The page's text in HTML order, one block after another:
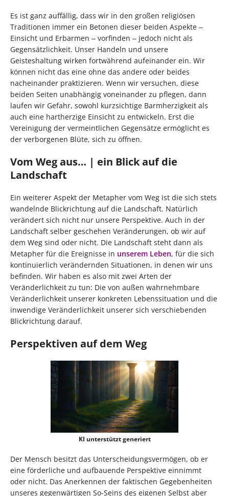
Es ist ganz auffällig, dass wir in den großen religiösen
Traditionen immer ein Betonen dieser beiden Aspekte ‒
Einsicht und Erbarmen ‒ vorfinden ‒ jedoch nicht als
Gegensätzlichkeit. Unser Handeln und unsere
Geisteshaltung wirken fortwährend aufeinander ein. Wir
können nicht das eine ohne das andere oder beides
nacheinander praktizieren. Wenn wir versuchen, diese
beiden Seiten unabhängig voneinander zu pflegen, dann
laufen wir Gefahr, sowohl kurzsichtige Barmherzigkeit als
auch eine hartherzige Einsicht zu entwickeln. Erst die
Vereinigung der vermeintlichen Gegensätze ermöglicht es
der verborgenen Blüte, sich zu öffnen.
Vom Weg aus… | ein Blick auf die
Landschaft
Ein weiterer Aspekt der Metapher vom Weg ist die sich stets
wandelnde Blickrichtung auf die Landschaft. Natürlich
verändert sich nicht nur unsere Perspektive. Auch in der
Landschaft selber geschehen Veränderungen, ob wir auf
dem Weg sind oder nicht. Die Landschaft steht dann als
Metapher für die Ereignisse in unserem Leben, für die sich
kontinuierlich verändernden Situationen, in denen wir uns
befinden. Wir haben es also mit zwei Arten der
Veränderlichkeit zu tun: Die von außen wahrnehmbare
Veränderlichkeit unserer konkreten Lebenssituation und die
inwendige Veränderlichkeit unserer sich verschiebenden
Blickrichtung darauf.
Perspektiven auf dem Weg
KI unterstützt generiert
Der Mensch besitzt das Unterscheidungsvermögen, ob er
eine förderliche und aufbauende Perspektive einnimmt
oder nicht. Das Anerkennen der faktischen Gegebenheiten
unseres gegenwärtigen So-Seins des eigenen Selbst aber